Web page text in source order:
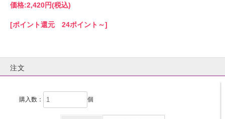
価格:2,420円(税込)
[ポイント還元 24ポイント～]
注文
購入数： 個